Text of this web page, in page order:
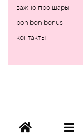
важно про шары
bon bon bonus
контакты